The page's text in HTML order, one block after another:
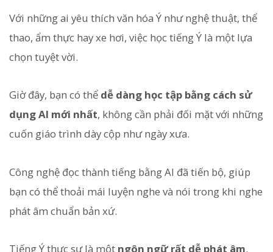
Với những ai yêu thích văn hóa Ý như nghệ thuật, thể
thao, ẩm thực hay xe hơi, việc học tiếng Ý là một lựa
chọn tuyệt vời.
Giờ đây, bạn có thể dễ dàng học tập bằng cách sử
dụng AI mới nhất, không cần phải đối mặt với những
cuốn giáo trình dày cộp như ngày xưa.
Công nghệ đọc thành tiếng bằng AI đã tiến bộ, giúp
bạn có thể thoải mái luyện nghe và nói trong khi nghe
phát âm chuẩn bản xứ.
Tiếng Ý thực sự là một ngôn ngữ rất dễ phát âm.